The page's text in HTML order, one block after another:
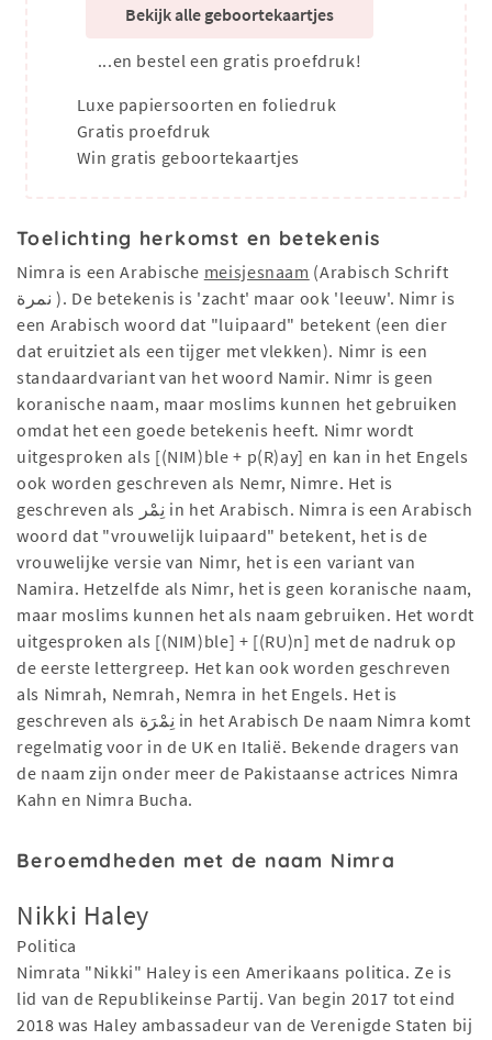
Bekijk alle geboortekaartjes
...en bestel een gratis proefdruk!
Luxe papiersoorten en foliedruk
Gratis proefdruk
Win gratis geboortekaartjes
Toelichting herkomst en betekenis
Nimra is een Arabische meisjesnaam (Arabisch Schrift
نمرة ). De betekenis is 'zacht' maar ook 'leeuw'. Nimr is
een Arabisch woord dat "luipaard" betekent (een dier
dat eruitziet als een tijger met vlekken). Nimr is een
standaardvariant van het woord Namir. Nimr is geen
koranische naam, maar moslims kunnen het gebruiken
omdat het een goede betekenis heeft. Nimr wordt
uitgesproken als [(NIM)ble + p(R)ay] en kan in het Engels
ook worden geschreven als Nemr, Nimre. Het is
geschreven als نِمْر in het Arabisch. Nimra is een Arabisch
woord dat "vrouwelijk luipaard" betekent, het is de
vrouwelijke versie van Nimr, het is een variant van
Namira. Hetzelfde als Nimr, het is geen koranische naam,
maar moslims kunnen het als naam gebruiken. Het wordt
uitgesproken als [(NIM)ble] + [(RU)n] met de nadruk op
de eerste lettergreep. Het kan ook worden geschreven
als Nimrah, Nemrah, Nemra in het Engels. Het is
geschreven als نِمْرَة in het Arabisch De naam Nimra komt
regelmatig voor in de UK en Italië. Bekende dragers van
de naam zijn onder meer de Pakistaanse actrices Nimra
Kahn en Nimra Bucha.
Beroemdheden met de naam Nimra
Nikki Haley
Politica
Nimrata "Nikki" Haley is een Amerikaans politica. Ze is
lid van de Republikeinse Partij. Van begin 2017 tot eind
2018 was Haley ambassadeur van de Verenigde Staten bij